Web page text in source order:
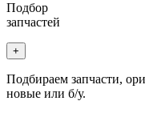
Подбор
запчастей
+
Подбираем запчасти,
новые или б/у.